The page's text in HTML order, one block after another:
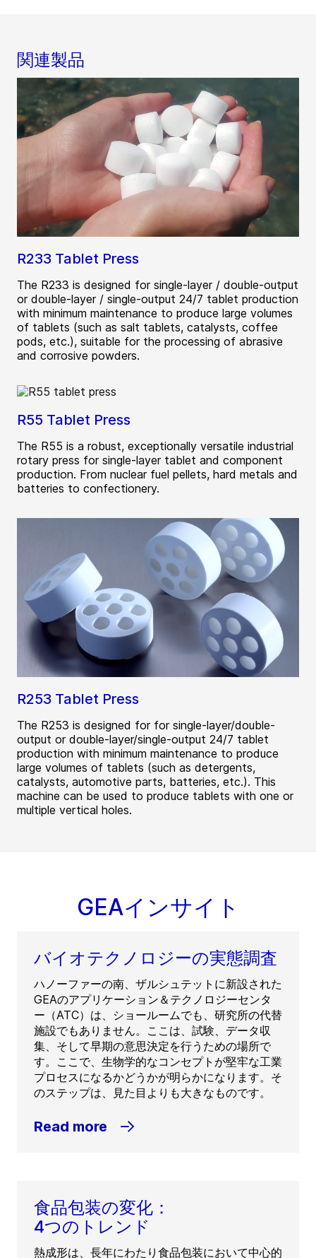
関連製品
R233 Tablet Press
The R233 is designed for single-layer / double-output
or double-layer / single-output 24/7 tablet production
with minimum maintenance to produce large volumes
of tablets (such as salt tablets, catalysts, coffee
pods, etc.), suitable for the processing of abrasive
and corrosive powders.
R55 Tablet Press
The R55 is a robust, exceptionally versatile industrial
rotary press for single-layer tablet and component
production. From nuclear fuel pellets, hard metals and
batteries to confectionery.
R253 Tablet Press
The R253 is designed for for single-layer/double-
output or double-layer/single-output 24/7 tablet
production with minimum maintenance to produce
large volumes of tablets (such as detergents,
catalysts, automotive parts, batteries, etc.). This
machine can be used to produce tablets with one or
multiple vertical holes.
GEAインサイト
バイオテクノロジーの実態調査
ハノーファーの南、ザルシュテットに新設された
GEAのアプリケーション＆テクノロジーセンタ
ー（ATC）は、ショールームでも、研究所の代替
施設でもありません。ここは、試験、データ収
集、そして早期の意思決定を行うための場所で
す。ここで、生物学的なコンセプトが堅牢な工業
プロセスになるかどうかが明らかになります。そ
のステップは、見た目よりも大きなものです。
Read more
食品包装の変化：
4つのトレンド
熱成形は、長年にわたり食品包装において中心的